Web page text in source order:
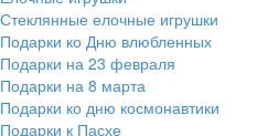
Стеклянные елочные игрушки
Подарки ко Дню влюбленных
Подарки на 23 февраля
Подарки на 8 марта
Подарки ко дню космонавтики
Подарки к Пасхе